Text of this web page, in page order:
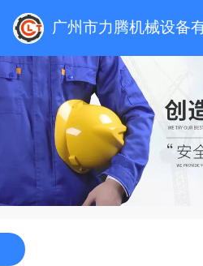
广州市力腾机械设备